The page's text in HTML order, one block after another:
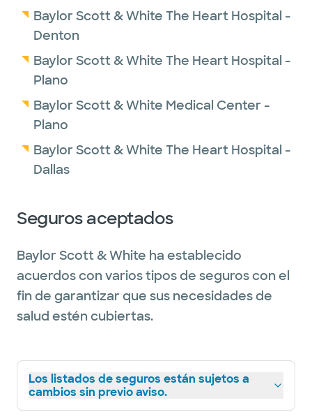
Baylor Scott & White The Heart Hospital -
Denton
Baylor Scott & White The Heart Hospital -
Plano
Baylor Scott & White Medical Center -
Plano
Baylor Scott & White The Heart Hospital -
Dallas
Seguros aceptados
Baylor Scott & White ha establecido
acuerdos con varios tipos de seguros con el
fin de garantizar que sus necesidades de
salud estén cubiertas.
Los listados de seguros están sujetos a
cambios sin previo aviso.